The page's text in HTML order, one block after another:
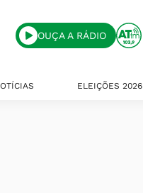
OUÇA A RÁDIO
ELEIÇÕES 2026